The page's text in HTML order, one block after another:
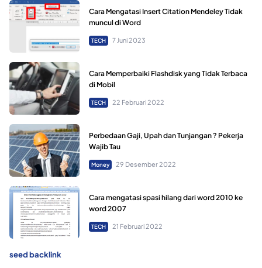
Cara Mengatasi Insert Citation Mendeley Tidak
muncul di Word
TECH 7 Juni 2023
Cara Memperbaiki Flashdisk yang Tidak Terbaca
di Mobil
TECH 22 Februari 2022
Perbedaan Gaji, Upah dan Tunjangan ? Pekerja
Wajib Tau
Money 29 Desember 2022
Cara mengatasi spasi hilang dari word 2010 ke
word 2007
TECH 21 Februari 2022
seed backlink